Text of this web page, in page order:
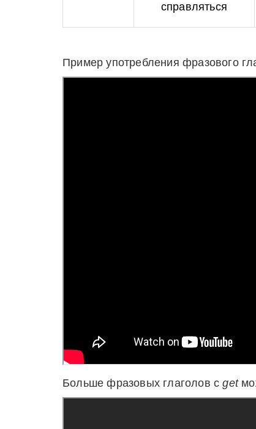
справляться
Пример употребления фразового
Больше фразовых глаголов сget